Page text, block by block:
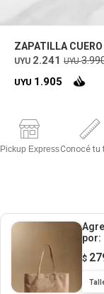
ZAPATILLA
UYU 2.241 UYU
UYU 1.905
Pickup ExpressConocé tu
por:
$